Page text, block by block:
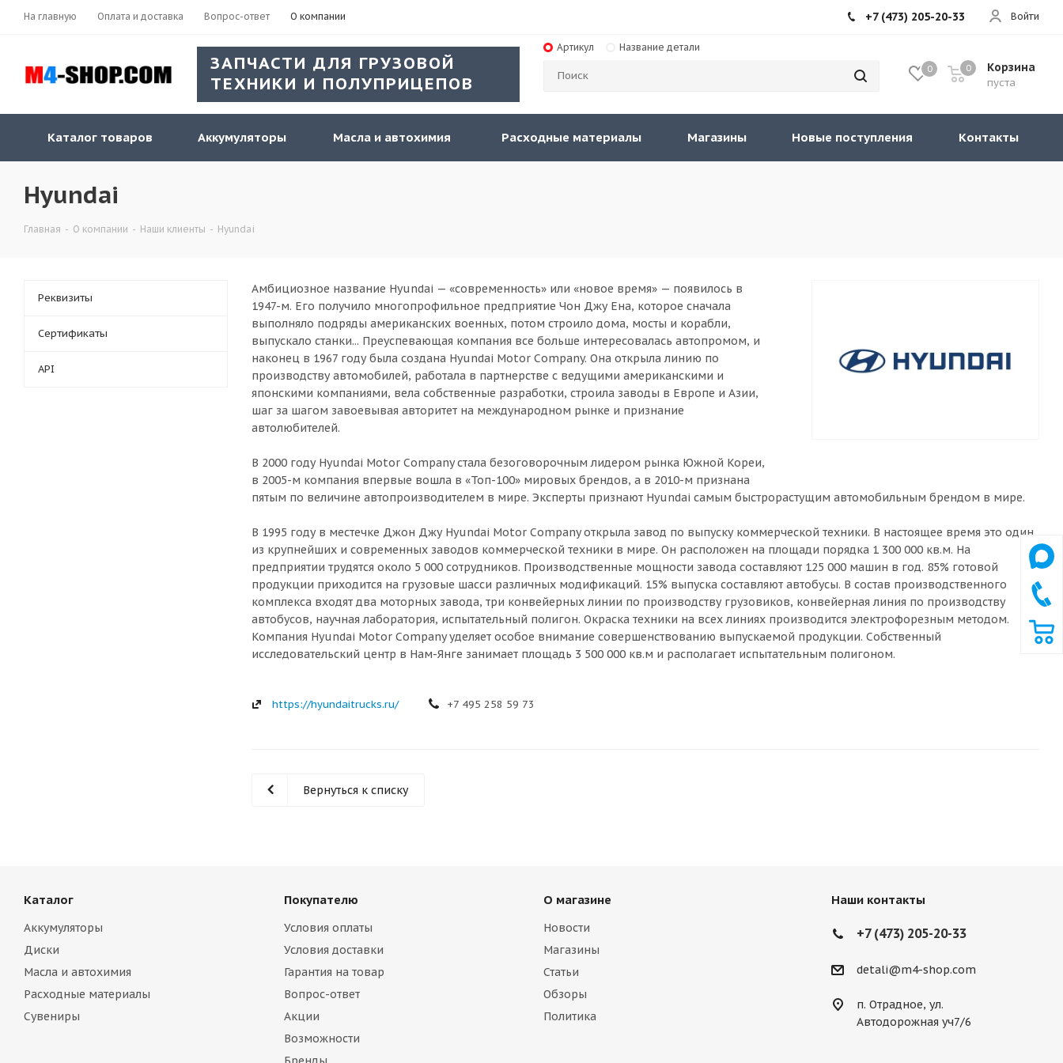
На главную Оплата и доставка Вопрос-ответ О компании Войти
+7 (473) 205-20-33
ЗАПЧАСТИ ДЛЯ ГРУЗОВОЙ
ТЕХНИКИ И ПОЛУПРИЦЕПОВ
Артикул Название детали
0 Корзина
пуста
0
Каталог товаров Аккумуляторы Масла и автохимия Расходные материалы Магазины Новые поступления Контакты
Hyundai
Главная - О компании - Наши клиенты - Hyundai
Амбициозное название Hyundai — «современность» или «новое время» — появилось в
1947-м. Его получило многопрофильное предприятие Чон Джу Ена, которое сначала
выполняло подряды американских военных, потом строило дома, мосты и корабли,
выпускало станки... Преуспевающая компания все больше интересовалась автопромом, и
наконец в 1967 году была создана Hyundai Motor Company. Она открыла линию по
производству автомобилей, работала в партнерстве с ведущими американскими и
японскими компаниями, вела собственные разработки, строила заводы в Европе и Азии,
шаг за шагом завоевывая авторитет на международном рынке и признание
автолюбителей.
В 2000 году Hyundai Motor Company стала безоговорочным лидером рынка Южной Кореи,
в 2005-м компания впервые вошла в «Топ-100» мировых брендов, а в 2010-м признана
пятым по величине автопроизводителем в мире. Эксперты признают Hyundai самым быстрорастущим автомобильным брендом в мире.
В 1995 году в местечке Джон Джу Hyundai Motor Company открыла завод по выпуску коммерческой техники. В настоящее время это один
из крупнейших и современных заводов коммерческой техники в мире. Он расположен на площади порядка 1 300 000 кв.м. На
предприятии трудятся около 5 000 сотрудников. Производственные мощности завода составляют 125 000 машин в год. 85% готовой
продукции приходится на грузовые шасси различных модификаций. 15% выпуска составляют автобусы. В состав производственного
комплекса входят два моторных завода, три конвейерных линии по производству грузовиков, конвейерная линия по производству
автобусов, научная лаборатория, испытательный полигон. Окраска техники на всех линиях производится электрофорезным методом.
Компания Hyundai Motor Company уделяет особое внимание совершенствованию выпускаемой продукции. Собственный
исследовательский центр в Нам-Янге занимает площадь 3 500 000 кв.м и располагает испытательным полигоном.
https://hyundaitrucks.ru/ +7 495 258 59 73
Вернуться к списку
Реквизиты
Сертификаты
API
Каталог
Аккумуляторы
Диски
Масла и автохимия
Расходные материалы
Сувениры
Покупателю
Условия оплаты
Условия доставки
Гарантия на товар
Вопрос-ответ
Акции
Возможности
О магазине
Новости
Магазины
Статьи
Обзоры
Политика
Наши контакты
+7 (473) 205-20-33
detali@m4-shop.com
п. Отрадное, ул.
Автодорожная уч7/6